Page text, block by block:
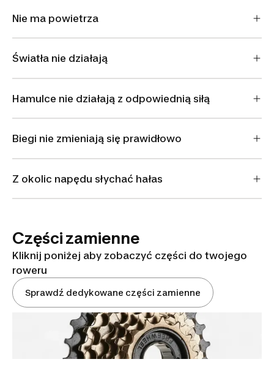
Nie ma powietrza
Światła nie działają
Hamulce nie działają z odpowiednią siłą
Biegi nie zmieniają się prawidłowo
Z okolic napędu słychać hałas
Części zamienne
Kliknij poniżej aby zobaczyć części do twojego
roweru
Sprawdź dedykowane części zamienne